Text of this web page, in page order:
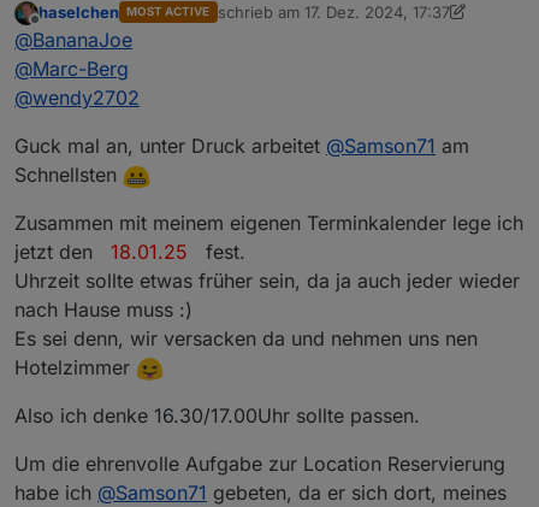
Samstag: 11.01. / 18.01. / 25.01. / 01.02.
Stand jetzt darf ich mir da dann unser Auto
genehmigen und bekomme Ausgang
Offline
haselchen MOST ACTIVE schrieb am 17. Dez. 2024, 17:37
zuletzt editiert von haselchen
@BananaJoe
@Marc-Berg
@wendy2702
Guck mal an, unter Druck arbeitet @Samson71 am
Schnellsten
Zusammen mit meinem eigenen Terminkalender lege ich
jetzt den 18.01.25 fest.
Uhrzeit sollte etwas früher sein, da ja auch jeder wieder
nach Hause muss :)
Es sei denn, wir versacken da und nehmen uns nen
Hotelzimmer
Also ich denke 16.30/17.00Uhr sollte passen.
Um die ehrenvolle Aufgabe zur Location Reservierung
habe ich @Samson71 gebeten, da er sich dort, meines